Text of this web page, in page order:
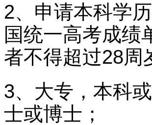
2、申请本科学
国统一高考成绩
者不得超过28周
3、大专，本科
士或博士；